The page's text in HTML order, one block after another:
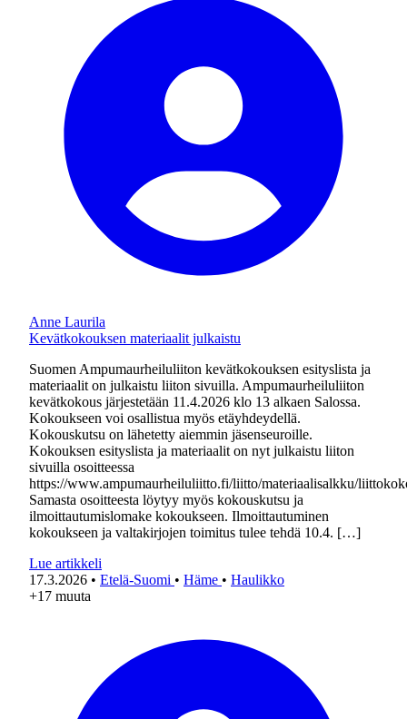
Anne Laurila
Kevätkokouksen materiaalit julkaistu
Suomen Ampumaurheiluliiton kevätkokouksen esityslista ja
materiaalit on julkaistu liiton sivuilla. Ampumaurheiluliiton
kevätkokous järjestetään 11.4.2026 klo 13 alkaen Salossa.
Kokoukseen voi osallistua myös etäyhdeydellä.
Kokouskutsu on lähetetty aiemmin jäsenseuroille.
Kokouksen esityslista ja materiaalit on nyt julkaistu liiton
sivuilla osoitteessa
https://www.ampumaurheiluliitto.fi/liitto/materiaalisalkku/
Samasta osoitteesta löytyy myös kokouskutsu ja
ilmoittautumislomake kokoukseen. Ilmoittautuminen
kokoukseen ja valtakirjojen toimitus tulee tehdä 10.4. […]
Lue artikkeli
17.3.2026 • Etelä-Suomi • Häme • Haulikko
+17 muuta